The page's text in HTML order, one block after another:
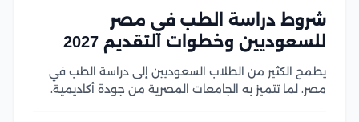
شروط دراسة الطب في مصر
للسعوديين وخطوات التقديم 2027
يطمح الكثير من الطلاب السعوديين إلى دراسة الطب في
مصر، لما تتميز به الجامعات المصرية من جودة أكاديمية،